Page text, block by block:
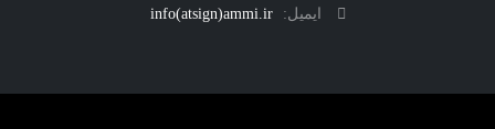
ایمیل:
info(atsign)ammi.ir